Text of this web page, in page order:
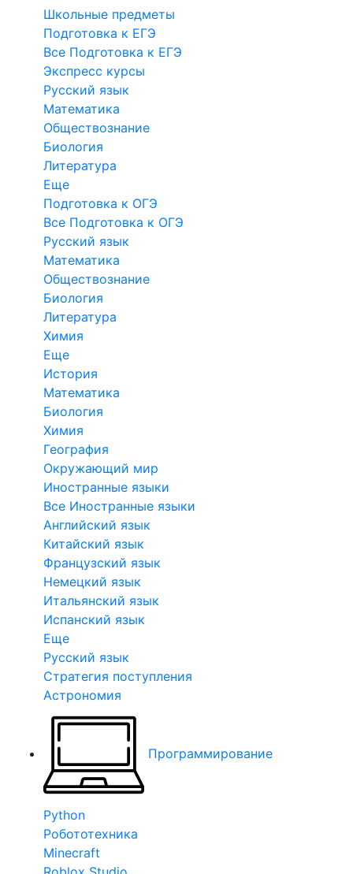
Школьные предметы
Подготовка к ЕГЭ
Все Подготовка к ЕГЭ
Экспресс курсы
Русский язык
Математика
Обществознание
Биология
Литература
Еще
Подготовка к ОГЭ
Все Подготовка к ОГЭ
Русский язык
Математика
Обществознание
Биология
Литература
Химия
Еще
История
Математика
Биология
Химия
География
Окружающий мир
Иностранные языки
Все Иностранные языки
Английский язык
Китайский язык
Французский язык
Немецкий язык
Итальянский язык
Испанский язык
Еще
Русский язык
Стратегия поступления
Астрономия
Программирование
Python
Робототехника
Minecraft